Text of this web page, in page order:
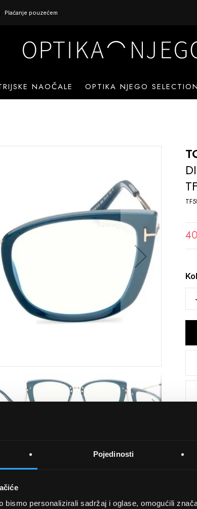
Pojedinosti
bismo personalizirali sadržaj i oglase, omogućili
Plaćanje pouzećem
NAOČALE OPTIKA NJEGO SELECTION